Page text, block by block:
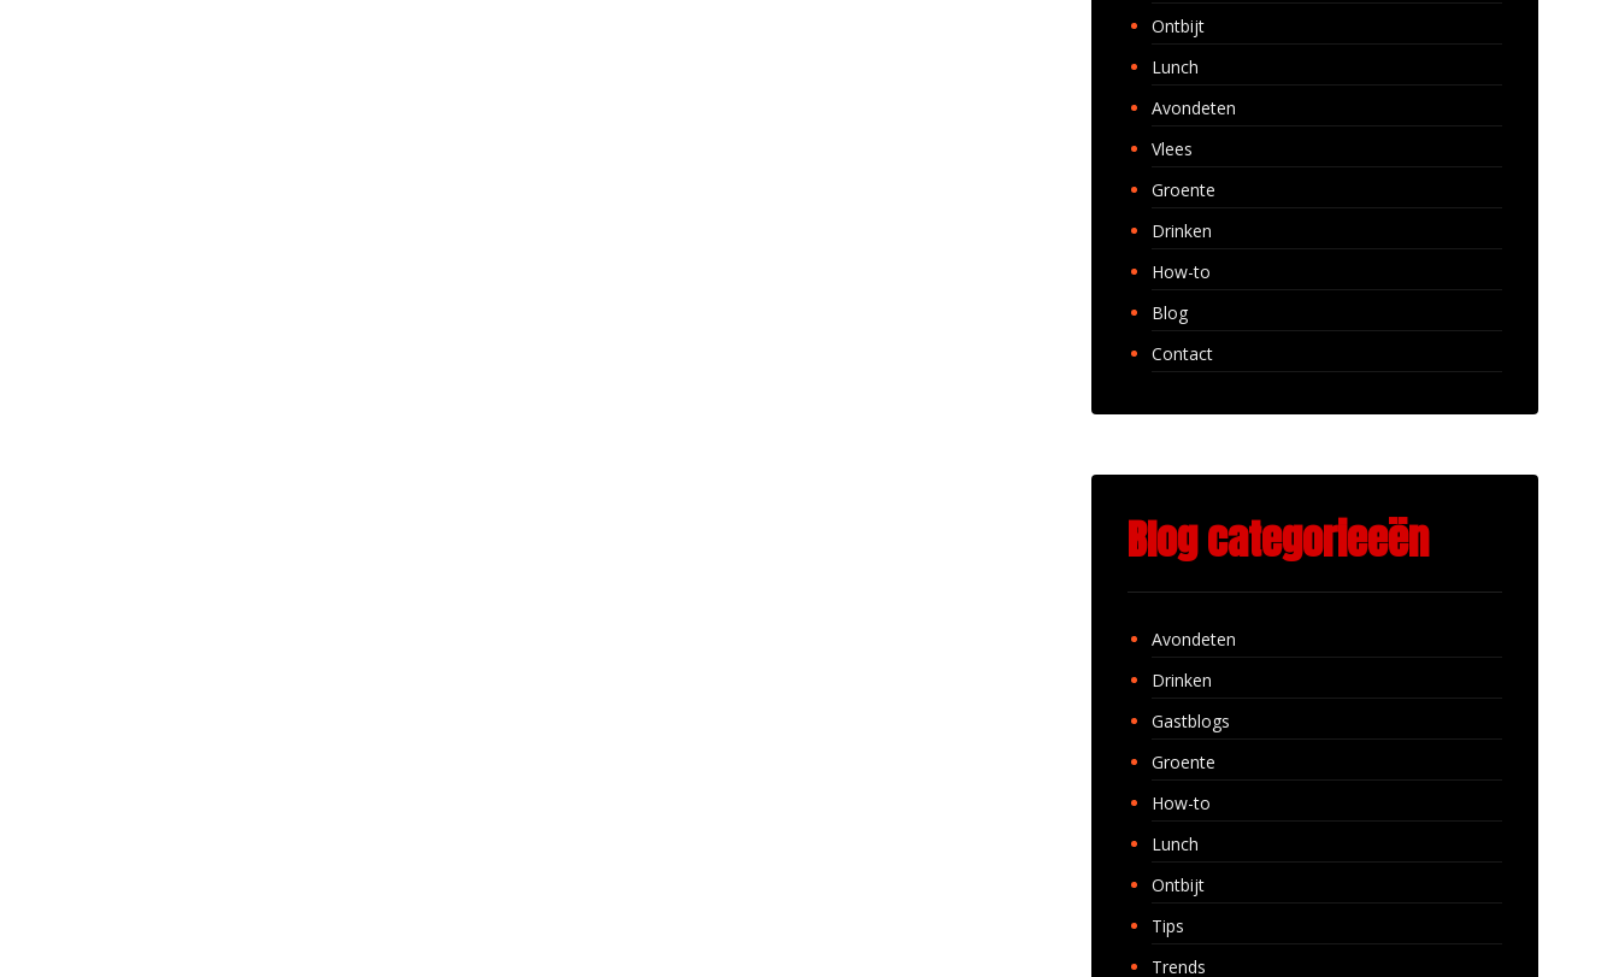
Ontbijt
Lunch
Avondeten
Vlees
Groente
Drinken
How-to
Blog
Contact
Blog categorieeën
Avondeten
Drinken
Gastblogs
Groente
How-to
Lunch
Ontbijt
Tips
Trends